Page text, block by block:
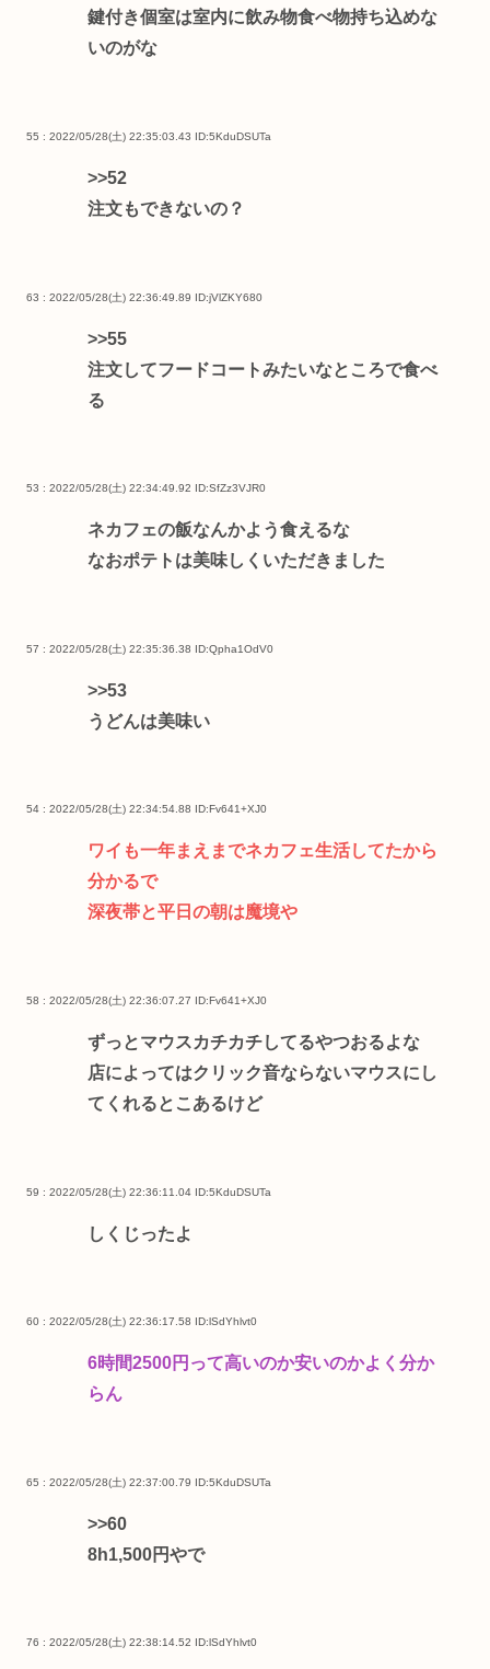
鍵付き個室は室内に飲み物食べ物持ち込めな
いのがな
55 : 2022/05/28(土) 22:35:03.43 ID:5KduDSUTa
>>52
注文もできないの？
63 : 2022/05/28(土) 22:36:49.89 ID:jVlZKY680
>>55
注文してフードコートみたいなところで食べ
る
53 : 2022/05/28(土) 22:34:49.92 ID:SfZz3VJR0
ネカフェの飯なんかよう食えるな
なおポテトは美味しくいただきました
57 : 2022/05/28(土) 22:35:36.38 ID:Qpha1OdV0
>>53
うどんは美味い
54 : 2022/05/28(土) 22:34:54.88 ID:Fv641+XJ0
ワイも一年まえまでネカフェ生活してたから
分かるで
深夜帯と平日の朝は魔境や
58 : 2022/05/28(土) 22:36:07.27 ID:Fv641+XJ0
ずっとマウスカチカチしてるやつおるよな
店によってはクリック音ならないマウスにし
てくれるとこあるけど
59 : 2022/05/28(土) 22:36:11.04 ID:5KduDSUTa
しくじったよ
60 : 2022/05/28(土) 22:36:17.58 ID:lSdYhlvt0
6時間2500円って高いのか安いのかよく分か
らん
65 : 2022/05/28(土) 22:37:00.79 ID:5KduDSUTa
>>60
8h1,500円やで
76 : 2022/05/28(土) 22:38:14.52 ID:lSdYhlvt0